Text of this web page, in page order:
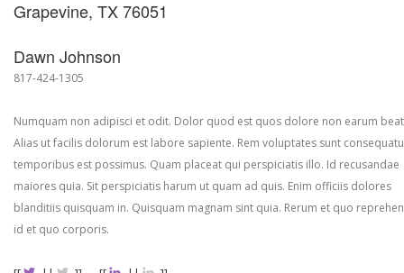
Grapevine, TX 76051
Dawn Johnson
817-424-1305
Numquam non adipisci et odit. Dolor quod est quos dolore non earum
Alias ut facilis dolorum est labore sapiente. Rem voluptates sunt
temporibus est possimus. Quam placeat qui perspiciatis illo. Id recusandae
maiores quia. Sit perspiciatis harum ut quam ad quis. Enim officiis dolores
blanditiis quisquam in. Quisquam magnam sint quia. Rerum et quo
id et quo corporis.